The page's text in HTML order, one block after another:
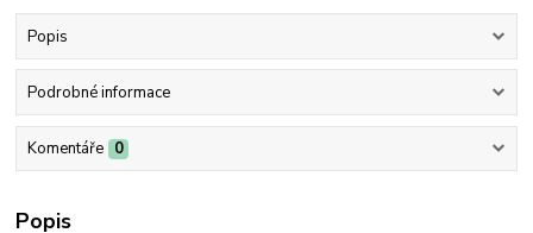
Popis
Podrobné informace
Komentáře 0
Popis